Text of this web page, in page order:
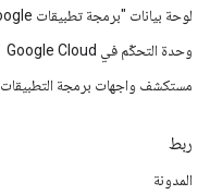
لوحة بيانات "برمجة تطبيقات Google"
وحدة التحكّم في Google Cloud
مستكشف واجهات برمجة التطبيقات
ربط
المدونة